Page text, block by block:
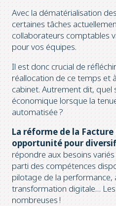
Avec la dématérialisation
certaines tâches
collaborateurs comptables
pour vos équipes.
Il est donc crucial de
réallocation de ce temps et
cabinet. Autrement dit, quel
économique lorsque la
automatisée ?
La réforme de la
opportunité pour
répondre aux besoins
parti des compétences
pilotage de la
transformation digitale…
nombreuses !